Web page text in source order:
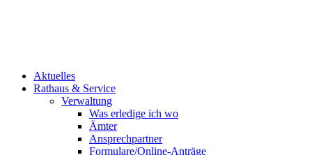
Aktuelles
Rathaus & Service
Verwaltung
Was erledige ich wo
Ämter
Ansprechpartner
Formulare/Online-Anträge